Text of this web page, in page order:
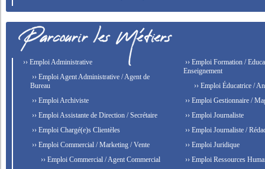
›› Emploi Administrative
›› Emploi Agent Administrative / Agent de
Bureau
›› Emploi Archiviste
›› Emploi Assistante de Direction / Secrétaire
›› Emploi Chargé(e)s Clientèles
›› Emploi Commercial / Marketing / Vente
›› Emploi Commercial / Agent Commercial
›› Emploi Formation /
Enseignement
›› Emploi Éducatrice /
›› Emploi Gestionnaire /
›› Emploi Journaliste
›› Emploi Journaliste /
›› Emploi Juridique
›› Emploi Ressources